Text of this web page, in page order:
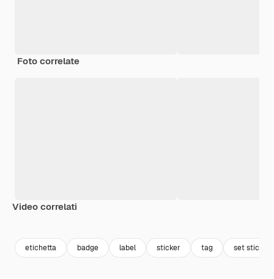
Foto correlate
Video correlati
etichetta badge label sticker tag set sticker